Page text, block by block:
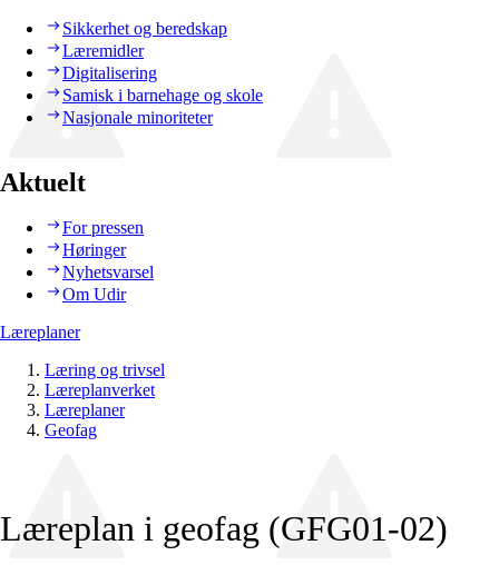
Sikkerhet og beredskap
Læremidler
Digitalisering
Samisk i barnehage og skole
Nasjonale minoriteter
Aktuelt
For pressen
Høringer
Nyhetsvarsel
Om Udir
Læreplaner
Læring og trivsel
Læreplanverket
Læreplaner
Geofag
Læreplan i geofag (GFG01‑02)